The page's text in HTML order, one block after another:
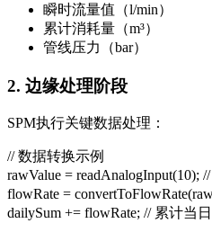
瞬时流量值（l/min）
累计消耗量（m³）
管线压力（bar）
2. 边缘处理阶段
SPM执行关键数据处理：
// 数据转换示例
rawValue = readAnalogInput(10);
flowRate =
dailySum += flowRate; // 累计当